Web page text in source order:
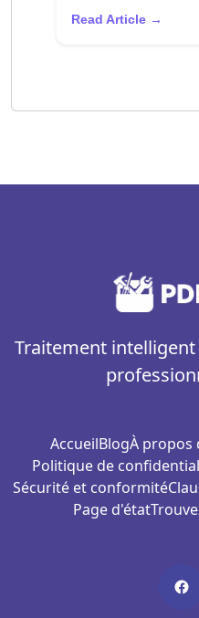
Read Article →
Traitement
AccueilBlogÀ propos
Politique de
Sécurité et conformité
Page d'état